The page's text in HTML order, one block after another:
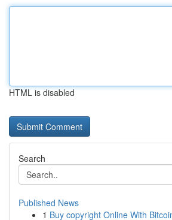
HTML is disabled
Search
Published News
1 Buy copyright Online With